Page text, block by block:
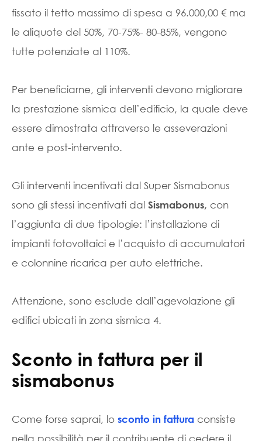
fissato il tetto massimo di spesa a 96.000,00 € ma
le aliquote del 50%, 70-75%- 80-85%, vengono
tutte potenziate al 110%.
Per beneficiarne, gli interventi devono migliorare
la prestazione sismica dell’edificio, la quale deve
essere dimostrata attraverso le asseverazioni
ante e post-intervento.
Gli interventi incentivati dal Super Sismabonus
sono gli stessi incentivati dal Sismabonus, con
l’aggiunta di due tipologie: l’installazione di
impianti fotovoltaici e l’acquisto di accumulatori
e colonnine ricarica per auto elettriche.
Attenzione, sono esclude dall’agevolazione gli
edifici ubicati in zona sismica 4.
Sconto in fattura per il
sismabonus
Come forse saprai, lo sconto in fattura consiste
nella possibilità per il contribuente di cedere il